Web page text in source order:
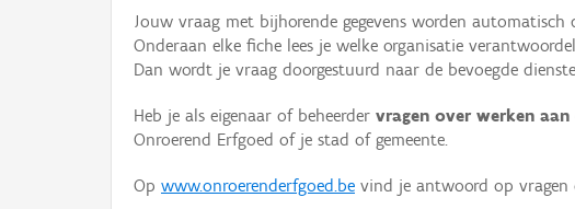
Jouw vraag met bijhorende gegevens worden
Onderaan elke fiche lees je welke organisatie
Dan wordt je vraag doorgestuurd naar de bevoegde
Heb je als eigenaar of beheerder vragen over werken aan
Onroerend Erfgoed of je stad of gemeente.
Op www.onroerenderfgoed.be vind je antwoord op vragen